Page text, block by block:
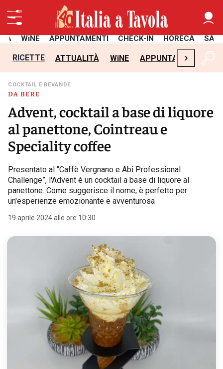
WiNE APPUNTAMENTI CHECK-IN HORECA
RICETTE ATTUALITÀ WiNE APPUNTAMENTI
›
DA BERE
COCKTAIL E BEVANDE
Advent, cocktail a base di liquore
al panettone, Cointreau e
Speciality coffee
Presentato al “Caffè Vergnano e Abi Professional
Challenge”, l'Advent è un cocktail a base di liquore al
panettone. Come suggerisce il nome, è perfetto per
un'esperienze emozionante e avventurosa
19 aprile 2024 alle ore 10:30